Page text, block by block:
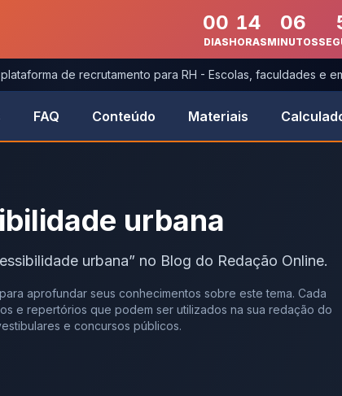
00
DIAS
14
HORAS
06
MINUTOS
de recrutamento para RH - Escolas, faculdades e
FAQ Conteúdo Materiais
urbana
urbana” no Blog do Redação Online.
aprofundar seus conhecimentos sobre este tema. Cada
e repertórios que podem ser utilizados na sua redação do
e concursos públicos.